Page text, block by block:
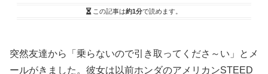
この記事は約1分で読めます。
突然友達から「乗らないので引き取ってくださ～い」とメ
ールがきました。彼女は以前ホンダのアメリカンSTEED